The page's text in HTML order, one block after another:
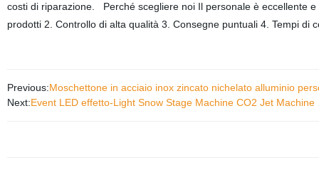
costi di riparazione. Perché scegliere noi Il personale è eccellente
prodotti 2. Controllo di alta qualità 3. Consegne puntuali 4. Tempi
Previous:Moschettone in acciaio inox zincato nichelato alluminio
Next:Event LED effetto-Light Snow Stage Machine CO2 Jet Machine